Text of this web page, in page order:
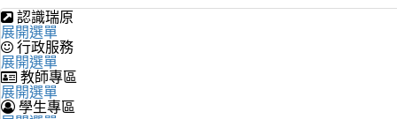
認識瑞原
展開選單
行政服務
展開選單
教師專區
展開選單
學生專區